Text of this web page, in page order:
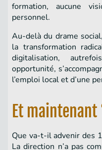
formation, aucune
personnel.
Au-delà du drame
la transformation
digitalisation,
opportunité,
l’emploi local et d’une
Et maintenant
Que va-t-il advenir des
La direction n’a pas